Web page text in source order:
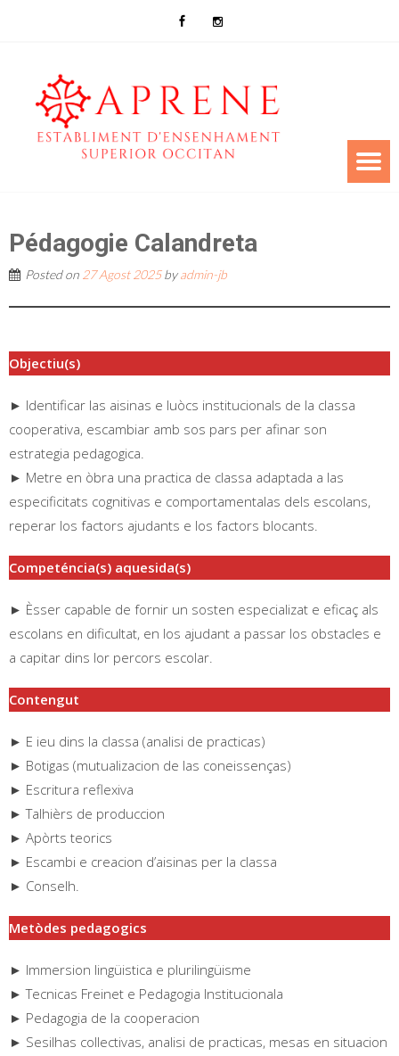
Pédagogie Calandreta
Posted on 27 Agost 2025byadmin-jb
Objectiu(s)
► Identificar las aisinas e luòcs institucionals de la classa
cooperativa, escambiar amb sos pars per afinar son
estrategia pedagogica.
► Metre en òbra una practica de classa adaptada a las
especificitats cognitivas e comportamentalas dels escolans,
reperar los factors ajudants e los factors blocants.
Competéncia(s) aquesida(s)
► Èsser capable de fornir un sosten especializat e eficaç als
escolans en dificultat, en los ajudant a passar los obstacles e
a capitar dins lor percors escolar.
Contengut
► E ieu dins la classa (analisi de practicas)
► Botigas (mutualizacion de las coneissenças)
► Escritura reflexiva
► Talhièrs de produccion
► Apòrts teorics
► Escambi e creacion d’aisinas per la classa
► Conselh.
Metòdes pedagogics
► Immersion lingüistica e plurilingüisme
► Tecnicas Freinet e Pedagogia Institucionala
► Pedagogia de la cooperacion
► Sesilhas collectivas, analisi de practicas, mesas en situacion